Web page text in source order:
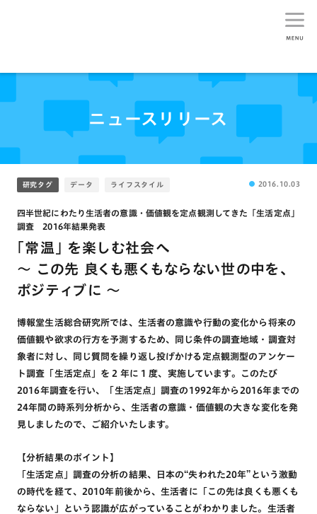
ニュースリリース
研究タグ データ ライフスタイル 2016.10.03
四半世紀にわたり生活者の意識・価値観を定点観測してきた「生活定点」
調査 2016年結果発表
「常温」 を楽しむ社会へ
～ この先 良くも悪くもならない世の中を、
ポジティブに ～
博報堂生活総合研究所では、生活者の意識や行動の変化から将来の
価値観や欲求の行方を予測するため、同じ条件の調査地域・調査対
象者に対し、同じ質問を繰り返し投げかける定点観測型のアンケー
ト調査「生活定点」を 2 年に 1 度、実施しています。このたび
2016年調査を行い、「生活定点」調査の1992年から2016年までの
24年間の時系列分析から、生活者の意識・価値観の大きな変化を発
見しましたので、ご紹介いたします。
【分析結果のポイント】
「生活定点」調査の分析の結果、日本の“失われた20年”という激動
の時代を経て、2010年前後から、生活者に「この先は良くも悪くも
ならない」という認識が広がっていることがわかりました。生活者